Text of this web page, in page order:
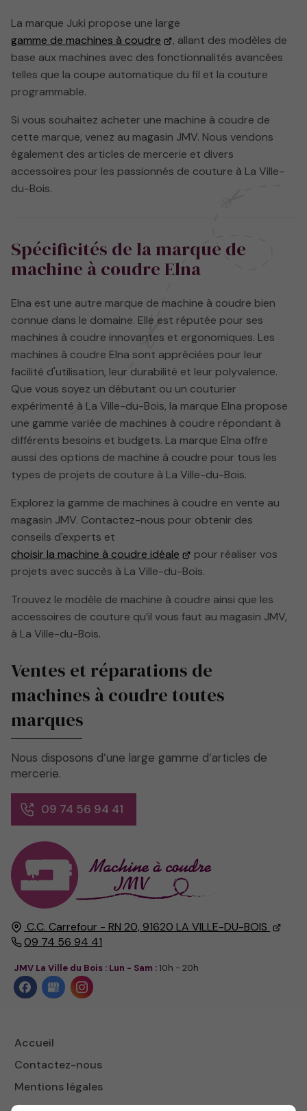
La marque Juki propose une large
gamme de machines à coudre
, allant des modèles de
base aux machines avec des fonctionnalités avancées
telles que la coupe automatique du fil et la couture
programmable.
Si vous souhaitez acheter une machine à coudre de
cette marque, venez au magasin JMV. Nous vendons
également des articles de mercerie et divers
accessoires pour les passionnés de couture à La Ville-
du-Bois.
Spécificités de la marque de
machine à coudre Elna
Elna est une autre marque de machine à coudre bien
connue dans le domaine. Elle est réputée pour ses
machines à coudre innovantes et ergonomiques. Les
machines à coudre Elna sont appréciées pour leur
facilité d'utilisation, leur durabilité et leur polyvalence.
Que vous soyez un débutant ou un couturier
expérimenté à La Ville-du-Bois, la marque Elna propose
une gamme variée de machines à coudre répondant à
différents besoins et budgets. La marque Elna offre
aussi des options de machine à coudre pour tous les
types de projets de couture à La Ville-du-Bois.
Explorez la gamme de machines à coudre en vente au
magasin JMV. Contactez-nous pour obtenir des
conseils d'experts et
choisir la machine à coudre idéale
pour réaliser vos
projets avec succès à La Ville-du-Bois.
Trouvez le modèle de machine à coudre ainsi que les
accessoires de couture qu’il vous faut au magasin JMV,
à La Ville-du-Bois.
C.C. Carrefour - RN 20, 91620 LA VILLE-DU-BOIS
09 74 56 94 41
JMV La Ville du Bois : Lun - Sam :10h - 20h
Accueil
Contactez-nous
Mentions légales
Ventes et réparations de
machines à coudre toutes
marques
Nous disposons d’une large gamme d’articles de
mercerie.
09 74 56 94 41